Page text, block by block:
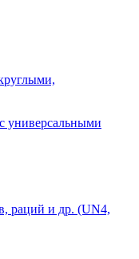
универсальными
раций и др. (UN4,